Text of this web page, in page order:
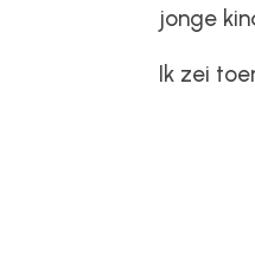
jonge
Ik zei